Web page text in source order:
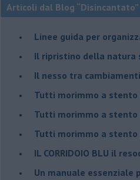
Articoli dal Blog
​Linee guida per
​Il ripristino della natura
Il nesso tra
Tutti morimmo a stento
Tutti morimmo a stento
​Tutti morimmo a stento
IL CORRIDOIO BLU il
Un manuale essenziale